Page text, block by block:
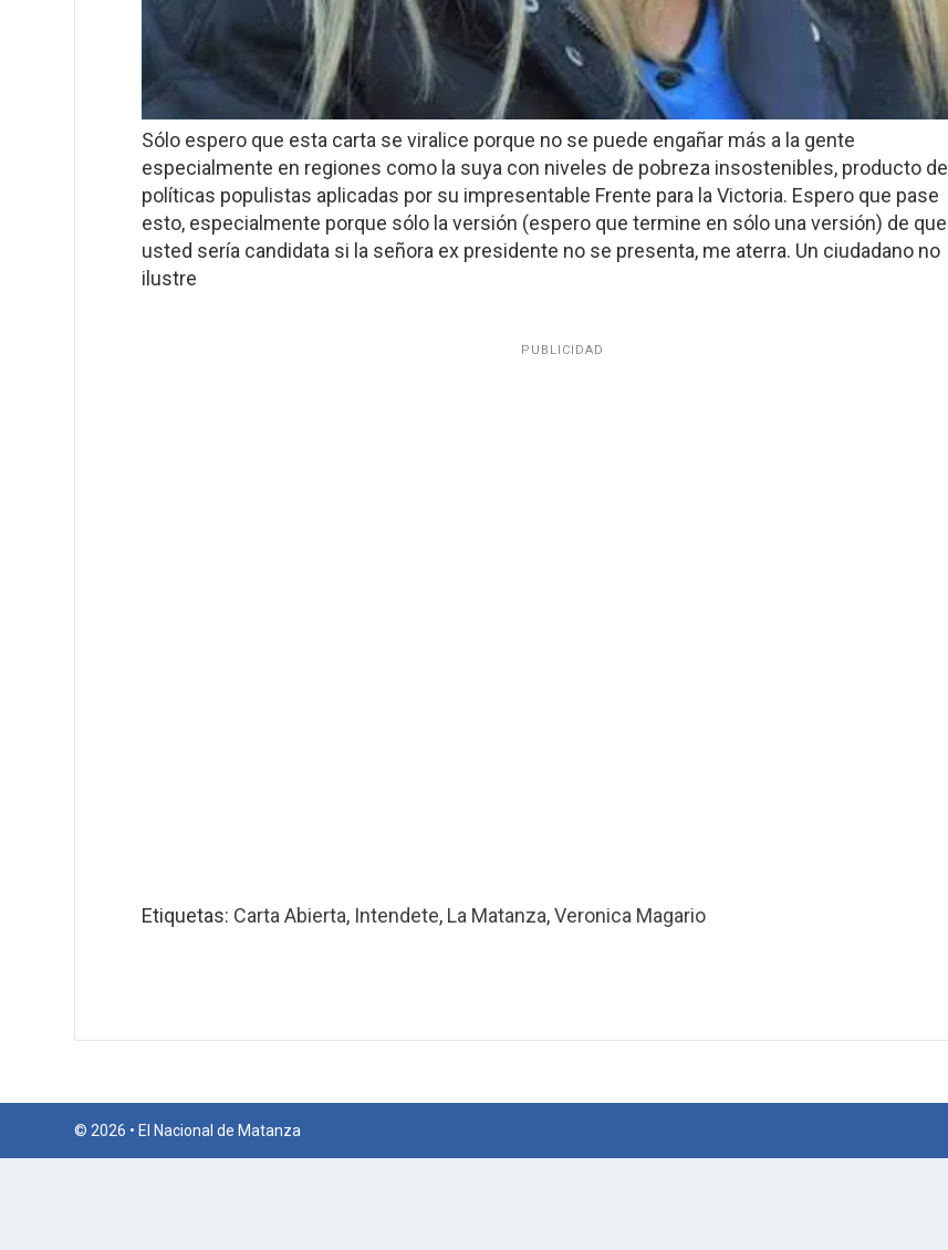
Sólo espero que esta carta se viralice porque no se puede engañar más a la gente
especialmente en regiones como la suya con niveles de pobreza insostenibles, producto de
políticas populistas aplicadas por su impresentable Frente para la Victoria. Espero que pase
esto, especialmente porque sólo la versión (espero que termine en sólo una versión) de que
usted sería candidata si la señora ex presidente no se presenta, me aterra. Un ciudadano no
ilustre
PUBLICIDAD
Etiquetas: Carta Abierta, Intendete, La Matanza,Veronica Magario
© 2026 • El Nacional de Matanza